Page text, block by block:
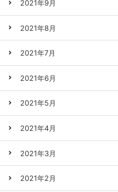
2021年9月
2021年8月
2021年7月
2021年6月
2021年5月
2021年4月
2021年3月
2021年2月